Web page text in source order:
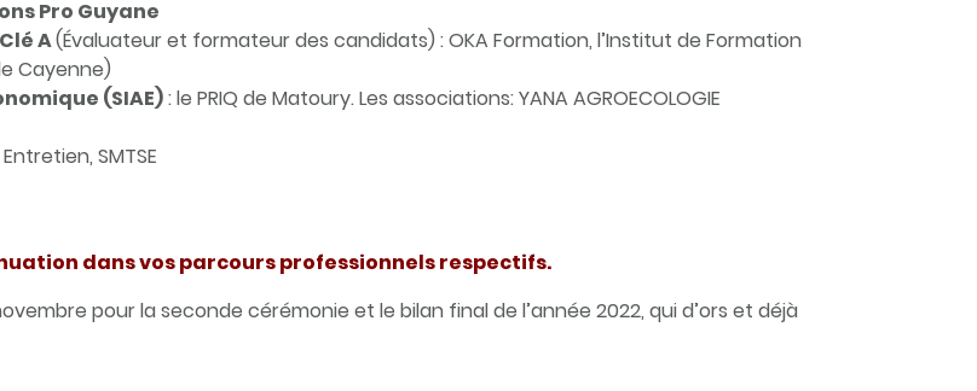
Pro Guyane
A(Évaluateur et formateur des candidats) : OKA Formation, l’Institut de Formation
Cayenne)
(SIAE): le PRIQ de Matoury. Les associations: YANA AGROECOLOGIE
SMTSE
dans vos parcours professionnels respectifs.
pour la seconde cérémonie et le bilan final de l’année 2022, qui d’ors et déjà